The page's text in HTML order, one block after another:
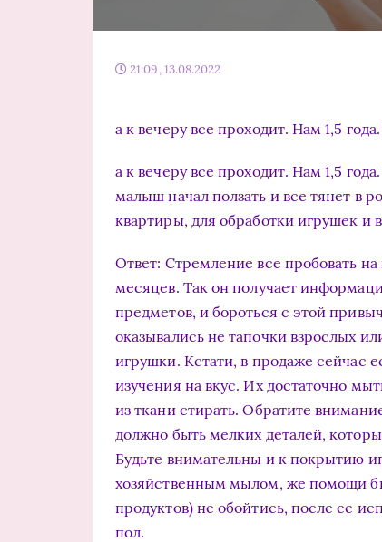
21:09, 13.08.2022
а к вечеру все проходит. Нам 1,5
а к вечеру все проходит. Нам 1,5
малыш начал ползать и все тянет в
квартиры, для обработки игрушек и
Ответ: Стремление все пробовать
месяцев. Так он получает
предметов, и бороться с этой
оказывались не тапочки взрослых
игрушки. Кстати, в продаже сейчас
изучения на вкус. Их достаточно
из ткани стирать. Обратите
должно быть мелких деталей,
Будь­те внимательны и к покрытию
хозяйственным мылом, же­ помощи
продуктов) не обой­тись, после ее
пол.